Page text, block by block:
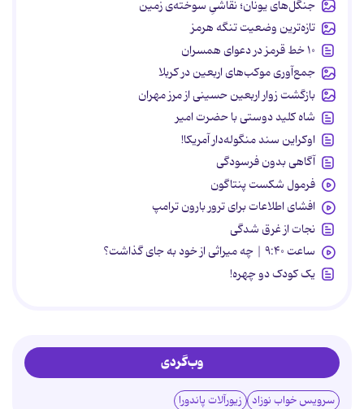
جنگل‌های یونان؛ نقاشیِ سوخته‌ی زمین
تازه‌ترین وضعیت تنگه هرمز
۱۰ خط قرمز در دعوای همسران
جمع‌آوری موکب‌های اربعین در کربلا
بازگشت زوار اربعین حسینی از مرز مهران
شاه کلید دوستی با حضرت امیر
اوکراین سند منگوله‌دار آمریکا!
آگاهی بدون فرسودگی
فرمول شکست پنتاگون
افشای اطلاعات برای ترور بارون ترامپ
نجات از غرق شدگی
ساعت ۹:۴۰ | چه میراثی از خود به جای گذاشت؟
یک کودک دو چهره!
وب‌گردی
سرویس خواب نوزاد زیورآلات پاندورا